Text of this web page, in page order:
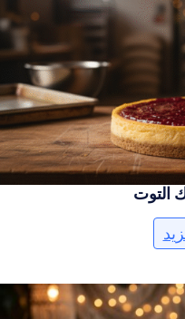
التوت